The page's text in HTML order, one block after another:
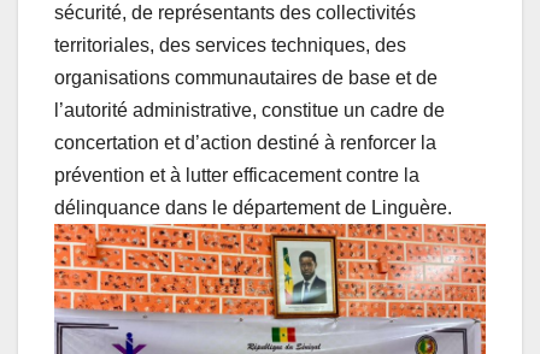
sécurité, de représentants des collectivités
territoriales, des services techniques, des
organisations communautaires de base et de
l’autorité administrative, constitue un cadre de
concertation et d’action destiné à renforcer la
prévention et à lutter efficacement contre la
délinquance dans le département de Linguère.